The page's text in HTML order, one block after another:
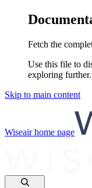
Fetch the
Use this file to
exploring further.
Skip to main content
Wiseairhome page